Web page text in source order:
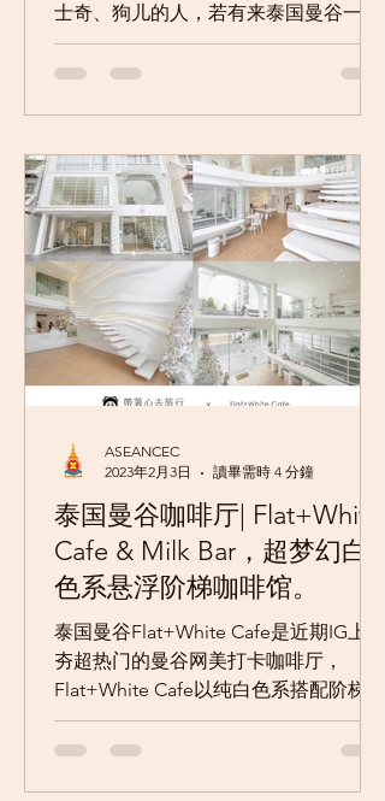
士奇、狗儿的人，若有来泰国曼谷一定
要来这间Dog In Town看看，这里有许
多狗儿坐台陪你喝咖啡，而且每只狗儿
哦！到了...
泰国曼谷咖啡厅| Flat+White
Cafe & Milk Bar，超梦幻白
色系悬浮阶梯咖啡馆。
泰国曼谷Flat+White Cafe是近期IG上超
夯超热门的曼谷网美打卡咖啡厅，
Flat+White Cafe以纯白色系搭配阶梯层
次感的建筑为特色，不论是白到透光透
亮的店外观，还是店内云式白色阶梯的
ASEANCEC
2023年2月3日
讀畢需時 4 分鐘